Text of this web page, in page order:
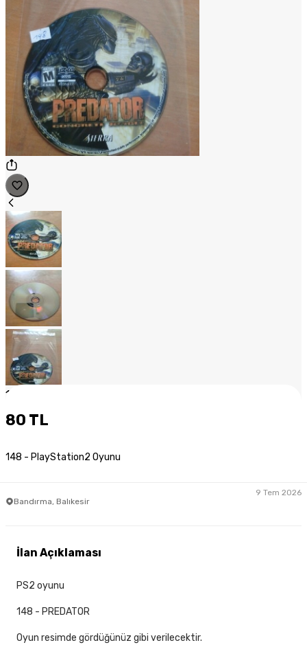
1
80 TL
148 - PlayStation2 Oyunu
Bandırma, Balıkesir
9 Tem 2026
İlan Açıklaması
PS2 oyunu
148 - PREDATOR
Oyun resimde gördüğünüz gibi verilecektir.